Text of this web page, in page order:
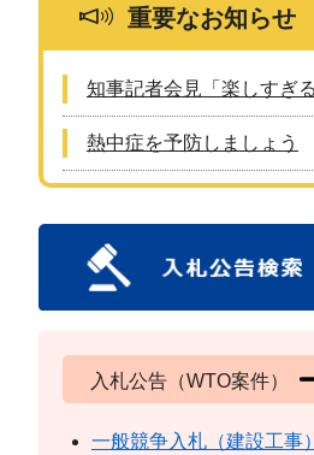
重要なお知らせ
知事記者会見「楽しすぎ
熱中症を予防しましょう
入札公告（WTO案件）
一般競争入札（建設工事）